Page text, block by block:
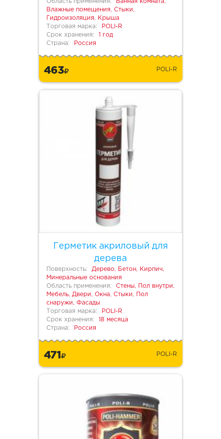
Область применения:
Ванная комната,
Влажные помещения, Стыки,
Гидроизоляция, Крыша
Торговая марка:
POLI-R
Срок хранения:
1 год
Страна:
Россия
463 POLI-R
Герметик акриловый для
дерева
Поверхность:
Дерево, Бетон, Кирпич,
Минеральные основания
Область применения:
Стены, Пол внутри,
Мебель, Двери, Окна, Стыки, Пол
снаружи, Фасады
Торговая марка:
POLI-R
Срок хранения:
18 месяца
Страна:
Россия
471 POLI-R